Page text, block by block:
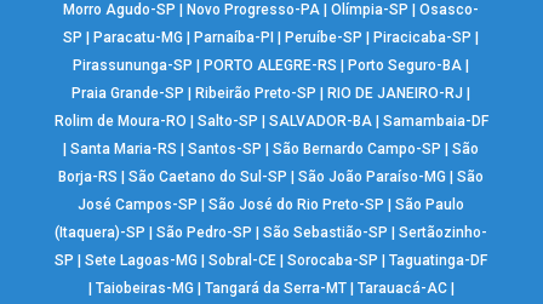
Morro Agudo-SP
Novo Progresso-PA |Olímpia-SP |Osasco-
SP
Paracatu-MG Parnaíba-PI Peruíbe-SP Piracicaba-SP
Pirassununga-SP
PORTO ALEGRE-RS Porto Seguro-BA
Praia Grande-SP
Ribeirão Preto-SP RIO DE JANEIRO-RJ
Rolim de Moura-RO
Salto-SP SALVADOR-BA| Samambaia-DF
|Santa Maria-RS |Santos-SP |São Bernardo Campo-SP |São
Borja-RS
|São Caetano do Sul-SP |São João Paraíso-MG |São
José Campos-SP
|São José do Rio Preto-SP |São Paulo
(Itaquera)-SP
|São Pedro-SP |São Sebastião-SP |Sertãozinho-
SP
|Sete Lagoas-MG |Sobral-CE |Sorocaba-SP |Taguatinga-DF
Taiobeiras-MG Tangará da Serra-MT| Tarauacá-AC|